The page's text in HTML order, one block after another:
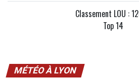
Classement LOU :
Top 14
MÉTÉO À LYON